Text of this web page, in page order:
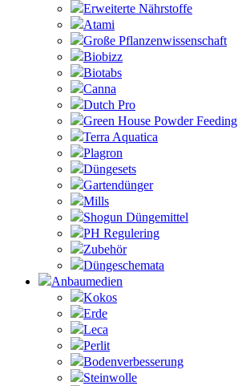
Erweiterte Nährstoffe
Atami
Große Pflanzenwissenschaft
Biobizz
Biotabs
Canna
Dutch Pro
Green House Powder Feeding
Terra Aquatica
Plagron
Düngesets
Gartendünger
Mills
Shogun Düngemittel
PH Regulering
Zubehör
Düngeschemata
Anbaumedien
Kokos
Erde
Leca
Perlit
Bodenverbesserung
Steinwolle